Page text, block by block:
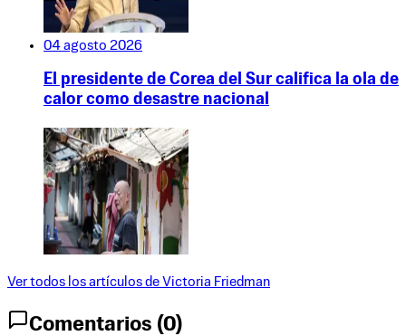
04 agosto 2026
El presidente de Corea del Sur califica la ola de
calor como desastre nacional
Ver todos los artículos de Victoria Friedman
Comentarios (0)